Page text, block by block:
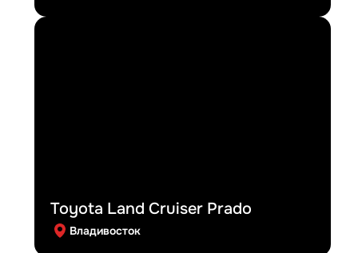
Toyota Land Cruiser Prado
Владивосток